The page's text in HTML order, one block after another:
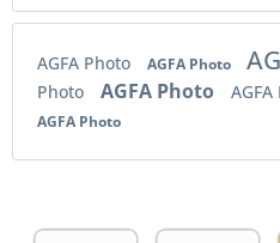
AGFA Photo AGFA Photo
Photo
AGFA Photo
AGFA Photo